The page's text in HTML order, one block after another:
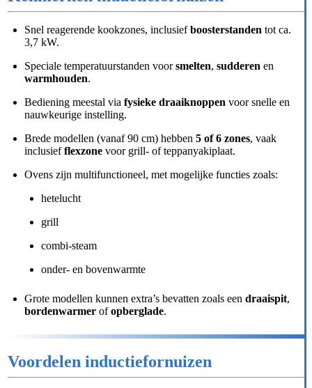
Snel reagerende kookzones, inclusiefboosterstanden tot ca.
3,7 kW.
Speciale temperatuurstanden voorsmelten, sudderen en
warmhouden.
Bediening meestal via fysieke draaiknoppen voor snelle en
nauwkeurige instelling.
Brede modellen (vanaf 90 cm) hebben 5 of 6 zones, vaak
inclusiefflexzone voor grill- of teppanyakiplaat.
Ovens zijn multifunctioneel, met mogelijke functies zoals:
hetelucht
grill
combi-steam
onder- en bovenwarmte
Grote modellen kunnen extra’s bevatten zoals een draaispit,
bordenwarmer ofopberglade.
Voordelen inductiefornuizen